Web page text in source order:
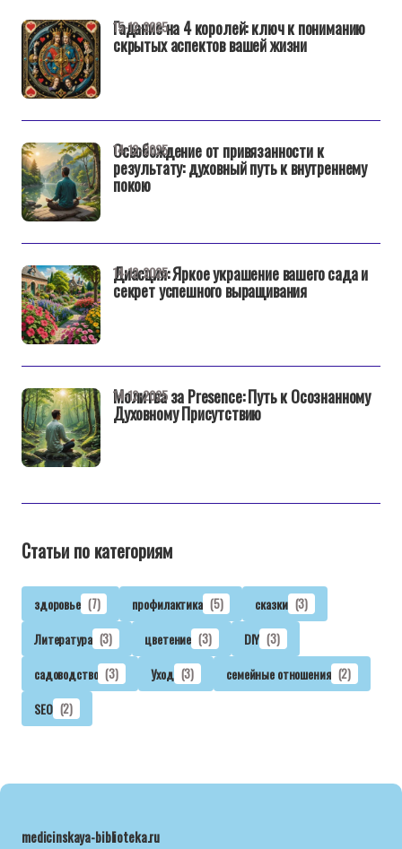
Гадание на 4 королей: ключ к пониманию
скрытых аспектов вашей жизни
15-12-2025
Освобождение от привязанности к
результату: духовный путь к внутреннему
покою
14-12-2025
Диасция: Яркое украшение вашего сада и
секрет успешного выращивания
14-12-2025
Молитва за Presence: Путь к Осознанному
Духовному Присутствию
14-12-2025
Статьи по категориям
здоровье (7) профилактика (5) сказки (3)
Литература (3) цветение (3) DIY (3)
садоводство (3) Уход (3) семейные отношения (2)
SEO (2)
medicinskaya-biblioteka.ru